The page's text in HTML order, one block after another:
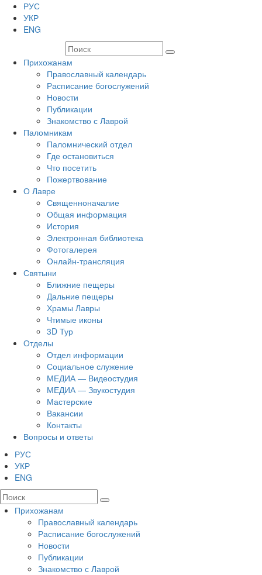
РУС
УКР
ENG
Прихожанам
Православный календарь
Расписание богослужений
Новости
Публикации
Знакомство с Лаврой
Паломникам
Паломнический отдел
Где остановиться
Что посетить
Пожертвование
О Лавре
Священноначалие
Общая информация
История
Электронная библиотека
Фотогалерея
Онлайн-трансляция
Святыни
Ближние пещеры
Дальние пещеры
Храмы Лавры
Чтимые иконы
3D Тур
Отделы
Отдел информации
Социальное служение
МЕДИА — Видеостудия
МЕДИА — Звукостудия
Мастерские
Вакансии
Контакты
Вопросы и ответы
РУС
УКР
ENG
Прихожанам
Православный календарь
Расписание богослужений
Новости
Публикации
Знакомство с Лаврой